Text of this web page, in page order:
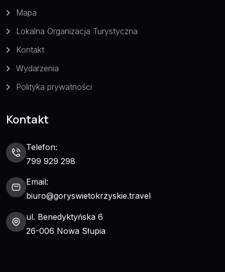
Mapa
Lokalna Organizacja Turystyczna
Kontakt
Wydarzenia
Polityka prywatności
Kontakt
Telefon:
799 929 298
Email:
biuro@goryswietokrzyskie.travel
ul. Benedyktyńska 6
26-006 Nowa Słupia